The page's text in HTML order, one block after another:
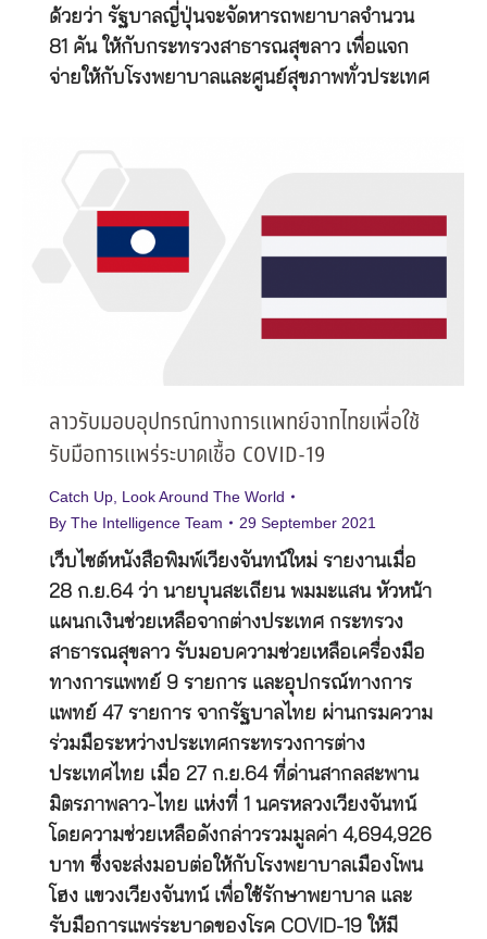
ด้วยว่า รัฐบาลญี่ปุ่นจะจัดหารถพยาบาลจำนวน
81 คัน ให้กับกระทรวงสาธารณสุขลาว เพื่อแจก
จ่ายให้กับโรงพยาบาลและศูนย์สุขภาพทั่วประเทศ
ลาวรับมอบอุปกรณ์ทางการแพทย์จากไทยเพื่อใช้
รับมือการแพร่ระบาดเชื้อ COVID-19
Catch Up Look Around The World
By The Intelligence Team 29 September 2021
เว็บไซต์หนังสือพิมพ์เวียงจันทน์ใหม่ รายงานเมื่อ
28 ก.ย.64 ว่า นายบุนสะเถียน พมมะแสน หัวหน้า
แผนกเงินช่วยเหลือจากต่างประเทศ กระทรวง
สาธารณสุขลาว รับมอบความช่วยเหลือเครื่องมือ
ทางการแพทย์ 9 รายการ และอุปกรณ์ทางการ
แพทย์ 47 รายการ จากรัฐบาลไทย ผ่านกรมความ
ร่วมมือระหว่างประเทศกระทรวงการต่าง
ประเทศไทย เมื่อ 27 ก.ย.64 ที่ด่านสากลสะพาน
มิตรภาพลาว-ไทย แห่งที่ 1 นครหลวงเวียงจันทน์
โดยความช่วยเหลือดังกล่าวรวมมูลค่า 4,694,926
บาท ซึ่งจะส่งมอบต่อให้กับโรงพยาบาลเมืองโพน
โฮง แขวงเวียงจันทน์ เพื่อใช้รักษาพยาบาล และ
รับมือการแพร่ระบาดของโรค COVID-19 ให้มี